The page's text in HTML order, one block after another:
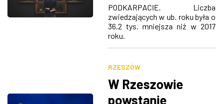
PODKARPACIE. Liczba
zwiedzających w ub. roku była o
36,2 tys. mniejsza niż w 2017
roku.
RZESZÓW
W Rzeszowie
powstanie